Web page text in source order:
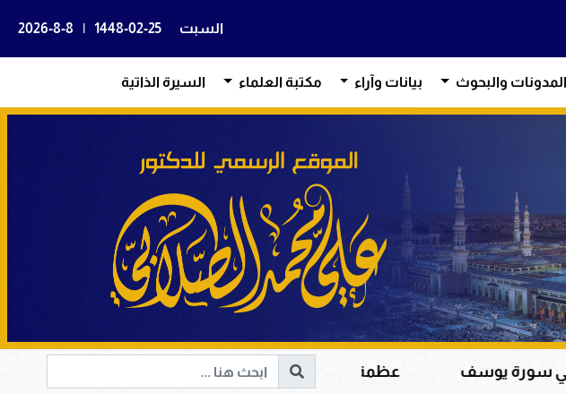
السبت 1448-02-25
|
2026-8-8
المدونات والبحوث بيانات وآراء مكتبة العلماء السيرة الذاتية
عظمة القرآن الكريم في هداية القلوب وإصلاح المجتمعات وقيادة الإنسانية